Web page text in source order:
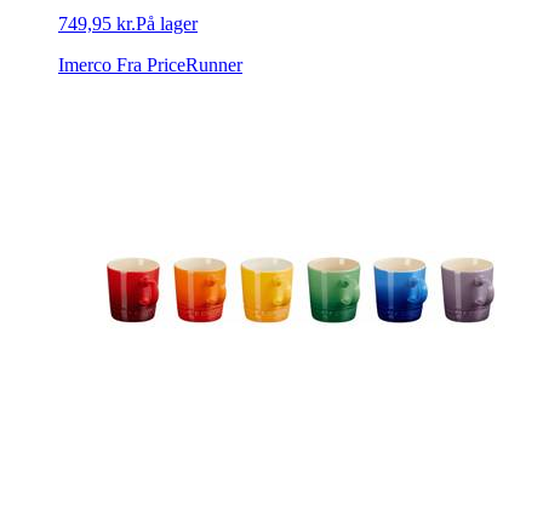
749,95 kr.På lager
Imerco Fra PriceRunner